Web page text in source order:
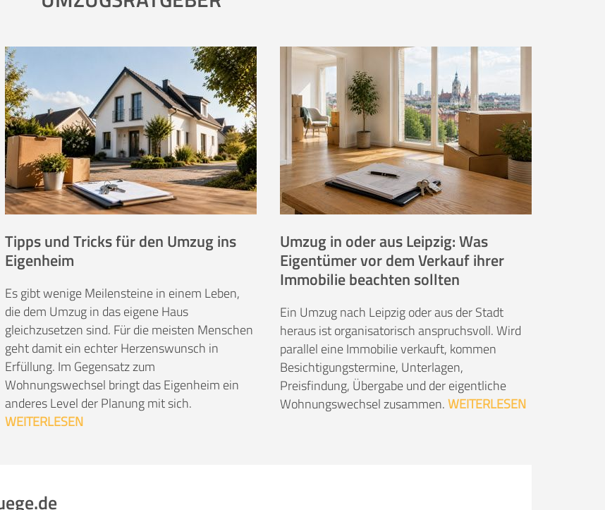
Tipps und Tricks für den Umzug ins
Eigenheim
Es gibt wenige Meilensteine in einem Leben,
die dem Umzug in das eigene Haus
gleichzusetzen sind. Für die meisten Menschen
geht damit ein echter Herzenswunsch in
Erfüllung. Im Gegensatz zum
Wohnungswechsel bringt das Eigenheim ein
anderes Level der Planung mit sich.
WEITERLESEN
Umzug in oder aus Leipzig: Was
Eigentümer vor dem Verkauf ihrer
Immobilie beachten sollten
Ein Umzug nach Leipzig oder aus der Stadt
heraus ist organisatorisch anspruchsvoll. Wird
parallel eine Immobilie verkauft, kommen
Besichtigungstermine, Unterlagen,
Preisfindung, Übergabe und der eigentliche
Wohnungswechsel zusammen.WEITERLESEN